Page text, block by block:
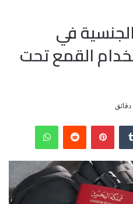
في
القمع تحت
بينتيريست